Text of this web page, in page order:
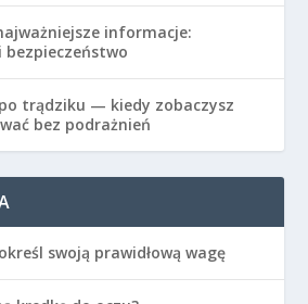
informacje:
bezpieczeństwo
trądziku — kiedy zobaczysz
bez podrażnień
swoją prawidłową wagę